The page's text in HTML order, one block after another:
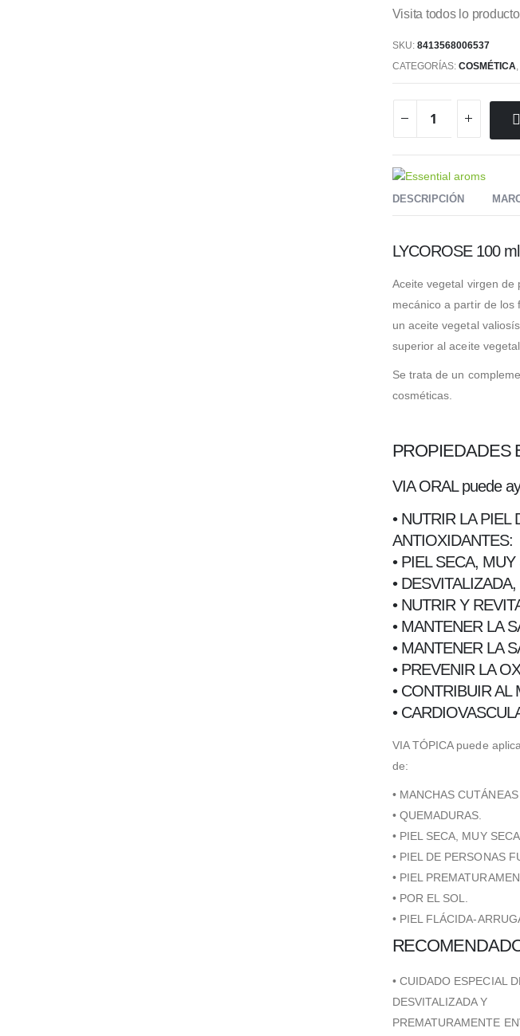
Visita todos lo
SKU: 8413568006537
CATEGORÍAS: COSMÉTICA,
DESCRIPCIÓN
LYCOROSE 100
Aceite vegetal virgen
mecánico a partir de los
un aceite vegetal
superior al aceite
Se trata de un
cosméticas.
PROPIEDADES
VIA ORAL puede
• NUTRIR LA PIEL
ANTIOXIDANTES:
• PIEL SECA,
•
• NUTRIR Y
• MANTENER LA
• MANTENER LA
• PREVENIR LA
• CONTRIBUIR AL
•
VIA TÓPICA puede
de:
• MANCHAS
• QUEMADURAS.
• PIEL SECA, MUY
• PIEL DE PERSONAS
• PIEL
• POR EL SOL.
• PIEL FLÁCIDA-
• CUIDADO ESPECIAL
DESVITALIZADA Y
PREMATURAMENTE